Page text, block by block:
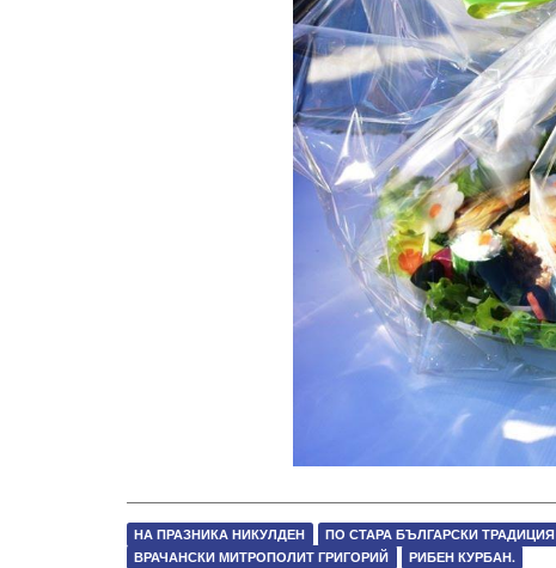
НА ПРАЗНИКА НИКУЛДЕН ПО СТАРА БЪЛГАРСКИ ТРАДИЦИЯ
ВРАЧАНСКИ МИТРОПОЛИТ ГРИГОРИЙ
РИБЕН КУРБАН.